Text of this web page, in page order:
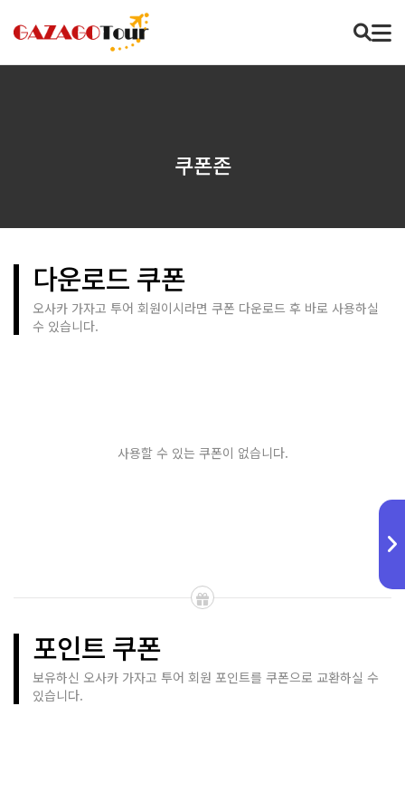
쿠폰존
다운로드 쿠폰
오사카 가자고 투어 회원이시라면 쿠폰 다운로드 후 바로 사용하실
수 있습니다.
사용할 수 있는 쿠폰이 없습니다.
포인트 쿠폰
보유하신 오사카 가자고 투어 회원 포인트를 쿠폰으로 교환하실 수
있습니다.